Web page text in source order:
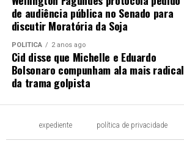
de audiência pública no Senado para
discutir Moratória da Soja
POLÍTICA 2 anos ago
Cid disse que Michelle e Eduardo
Bolsonaro compunham ala mais radical
da trama golpista
expediente política de privacidade